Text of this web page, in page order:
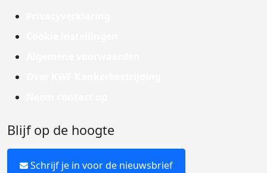
Blijf op de hoogte
Schrijf je in voor de nieuwsbrief